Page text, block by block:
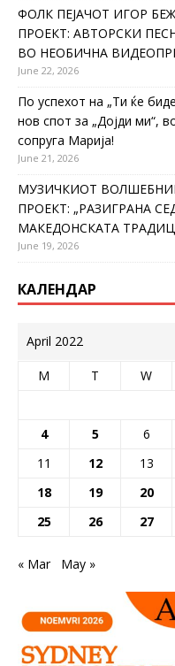
ФОЛК ПЕЈАЧОТ ИГОР
ПРОЕКТ: АВТОРСКИ
ВО НЕОБИЧНА
June 22, 2026
По успехот на „Ти ќе
нов спот за „Дојди ми“,
сопруга Марија!
June 21, 2026
МУЗИЧКИОТ
ПРОЕКТ: „РАЗИГРАНА
МАКЕДОНСКАТА
June 19, 2026
КАЛЕНДАР
April 2022
M T W
4
5 6
11
12 13
18
19 20
25
26 27
« Mar May »